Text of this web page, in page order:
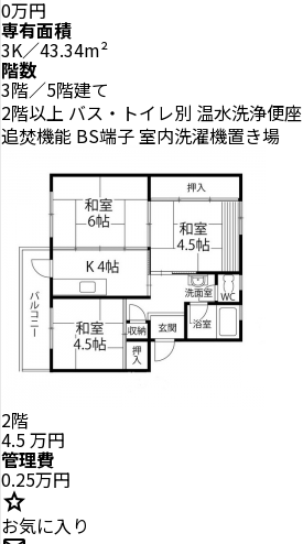
0万円
専有面積
3K／43.34m²
階数
3階／5階建て
2階以上 バス・トイレ別 温水洗浄便座
追焚機能 BS端子 室内洗濯機置き場
2階
4.5万円
管理費
0.25万円
star
お気に入り